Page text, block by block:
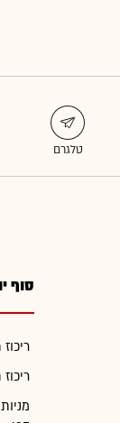
סוף